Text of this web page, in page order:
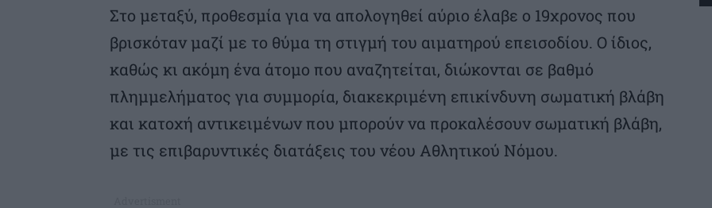
Στο μεταξύ, προθεσμία για να απολογηθεί αύριο έλαβε ο 19χρονος που
βρισκόταν μαζί με το θύμα τη στιγμή του αιματηρού επεισοδίου. Ο ίδιος,
καθώς κι ακόμη ένα άτομο που αναζητείται, διώκονται σε βαθμό
πλημμελήματος για συμμορία, διακεκριμένη επικίνδυνη σωματική βλάβη
και κατοχή αντικειμένων που μπορούν να προκαλέσουν σωματική βλάβη,
με τις επιβαρυντικές διατάξεις του νέου Αθλητικού Νόμου.